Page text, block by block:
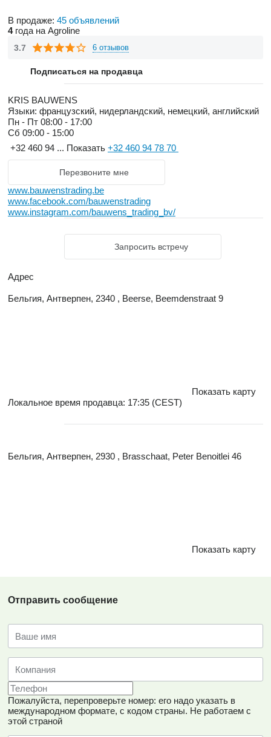
В продаже: 45 объявлений
4года на Agroline
3.7 6 отзывов
Подписаться на продавца
KRIS BAUWENS
Языки: французский, нидерландский, немецкий, английский
Пн - Пт 08:00 - 17:00
Сб 09:00 - 15:00
+32 460 94 ... Показать +32 460 94 78 70
Перезвоните мне
www.bauwenstrading.be
www.facebook.com/bauwenstrading
www.instagram.com/bauwens_trading_bv/
Запросить встречу
Адрес
Бельгия, Антверпен, 2340 , Beerse, Beemdenstraat 9
Показать карту
Локальное время продавца: 17:35 (CEST)
Бельгия, Антверпен, 2930 , Brasschaat, Peter Benoitlei 46
Показать карту
Отправить сообщение
Пожалуйста, перепроверьте номер: его надо указать в
международном формате, с кодом страны. Не работаем с
этой страной